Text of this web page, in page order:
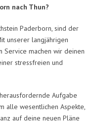
nach Thun?
Paderborn, sind der
unserer langjährigen
Service machen wir deinen
stressfreien und
Aufgabe
alle wesentlichen Aspekte,
auf deine neuen Pläne